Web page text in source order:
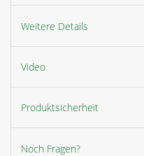
Weitere Details
Video
Produktsicherheit
Noch Fragen?